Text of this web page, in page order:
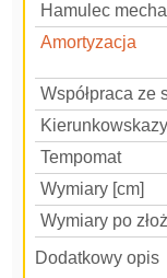
Hamulec
Amortyzacja
Współpraca ze
Kierunkowskazy
Tempomat
Wymiary [cm]
Wymiary po
Dodatkowy opis